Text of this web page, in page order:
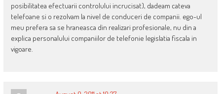
posibilitatea efectuarii controlului incrucisat), dadeam cateva
telefoane si o rezolvam la nivel de conduceri de companii. ego-ul
meu prefera sa se hraneasca din realizari profesionale, nu din a
explica personalului companiilor de telefonie legislatia fiscala in
vigoare.